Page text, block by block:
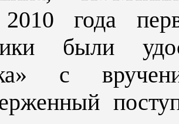
2010 года
были
с